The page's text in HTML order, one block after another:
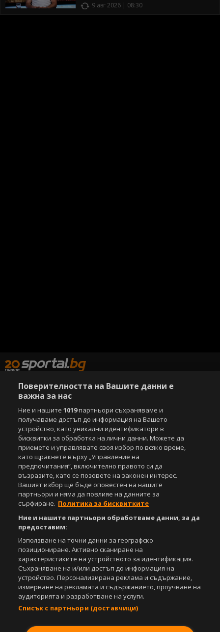
9 авг 2026 | 08:30
Copyright © 2007-2026 Агенция Спортал. Всички права запазени.
Този уебсайт е собственост наSportal Media Group
За нас Екип За рекламa
Общи условия
Етични правила на НСС
Лични данни
Управление на предпочитания
Съдържанието на този уеб сайт и технологиите, използвани в него, са
под закрила на Закона за авторското право и сродните му права.
Всички статии, репортажи, интервюта и други текстови, графични и
видео материали, публикувани в сайта, са собственост на Агенция
Спортал, освен ако изрично е посочено друго. Допуска се
публикуване на текстови материали само след писмено съгласие на
Агенция Спортал, посочване на източника и добавяне на линк към
www.sportal.bg. Използването на графични и видео материали,
публикувани в сайта, е строго забранено. Нарушителите ще бъдат
санкционирани с цялата строгост на закона.
СвалиБЕЗПЛАТНОТО приложение за:
Android
Powered by:
Поверителността на Вашите данни е
важна за нас
Ние и нашите1019партньори съхраняваме и
получаваме достъп до информация на Вашето
устройство, като уникални идентификатори в
бисквитки за обработка на лични данни. Можете да
приемете и управлявате своя избор по всяко време,
като щракнете върху „Управление на
предпочитания“, включително правото си да
възразите, като се позовете на законен интерес.
Вашият избор ще бъде оповестен на нашите
партньори и няма да повлияе на данните за
сърфиране. Политика за бисквитките
Ние и нашите партньори обработваме данни, за да
предоставим:
Използване на точни данни за географско
позициониране. Активно сканиране на
характеристиките на устройството за идентификация.
Съхраняване на и/или достъп до информация на
устройство. Персонализирана реклама и съдържание,
измерване на рекламата и съдържанието, проучване на
аудиторията и разработване на услуги.
Списък с партньори (доставчици)